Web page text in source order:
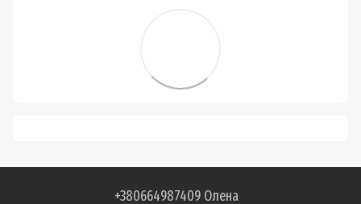
+380664987409 Олена